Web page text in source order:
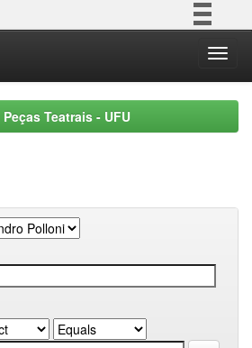
Participe
Acesso à informação
Teatrais - UFU